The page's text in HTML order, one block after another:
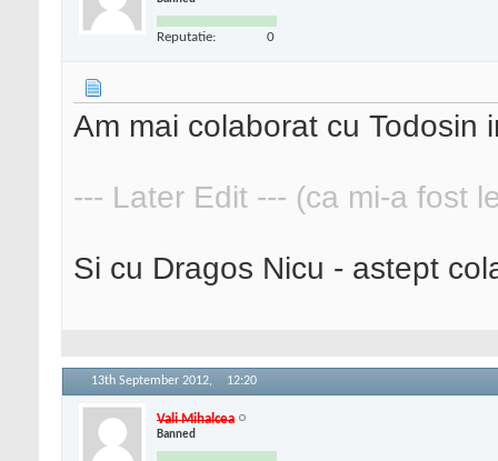
Reputatie: 0
Am mai colaborat cu Todosin
--- Later Edit --- (ca mi-a fost
Si cu Dragos Nicu - astept
13th September 2012, 12:20
Vali Mihalcea
Banned